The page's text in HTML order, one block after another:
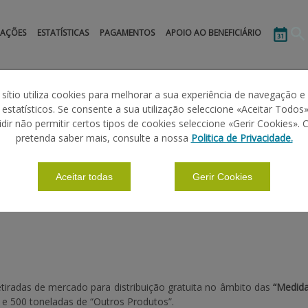
ESTATÍSTICAS PAGAMENTOS APOIO AO BENEFICIÁRIO
E TEMPORÁRIAS APLICÁVEIS AOS
HORTÍCOLAS REGULAMENTO
de mercado para distribuição gratuita no âmbito das
500 toneladas de “Outros Produtos”.
sítio utiliza cookies para melhorar a sua experiência de navegação e
Se consente a sua utilização seleccione «Aceitar
não permitir certos tipos de cookies seleccione «Gerir Cookies».
pretenda saber mais, consulte a nossa Politica de Privacidade.
Aceitar todas Gerir Cookies